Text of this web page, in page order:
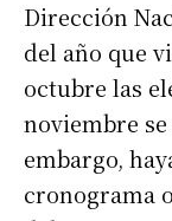
Dirección
del año que
octubre las
noviembre
embargo,
cronograma